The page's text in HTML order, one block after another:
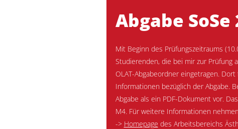
Abgabe SoSe
Mit Beginn des Prüfungszeitraums
Studierenden, die bei mir zur Prüfung
OLAT-Abgabeordner eingetragen.
Informationen bezüglich der Abgabe.
Abgabe als ein PDF-Dokument vor.
M4. Für weitere Informationen
-> Homepage des Arbeitsbereichs